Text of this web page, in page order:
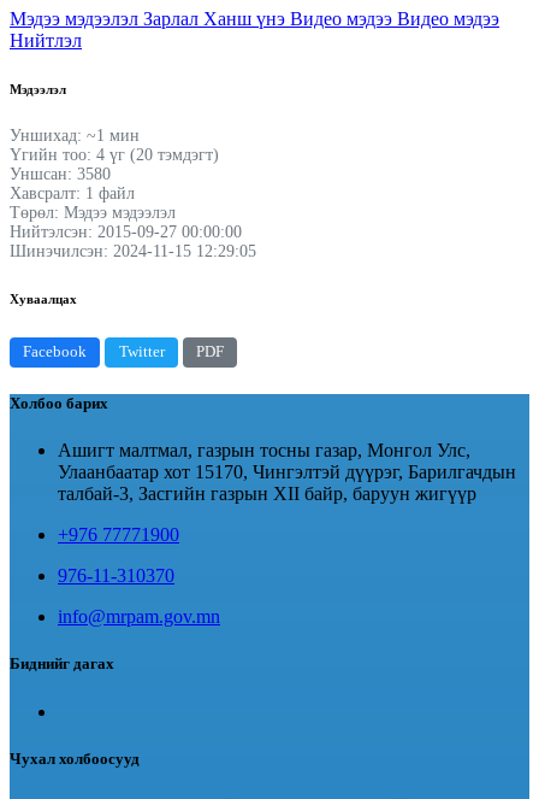
Мэдээ мэдээлэл Зарлал Ханш үнэ Видео мэдээ Видео мэдээ
Нийтлэл
Мэдээлэл
Уншихад: ~1 мин
Үгийн тоо: 4 үг (20 тэмдэгт)
Уншсан: 3580
Хавсралт: 1 файл
Төрөл: Мэдээ мэдээлэл
Нийтэлсэн: 2015-09-27 00:00:00
Шинэчилсэн: 2024-11-15 12:29:05
Хуваалцах
Facebook Twitter PDF
Холбоо барих
Ашигт малтмал, газрын тосны газар, Монгол Улс,
Улаанбаатар хот 15170, Чингэлтэй дүүрэг, Барилгачдын
талбай-3, Засгийн газрын XII байр, баруун жигүүр
+976 77771900
976-11-310370
info@mrpam.gov.mn
Биднийг дагах
Чухал холбоосууд